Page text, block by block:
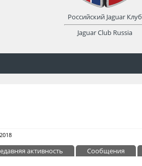
активность Сообщения
Российский Jaguar Клуб
Jaguar Club Russia